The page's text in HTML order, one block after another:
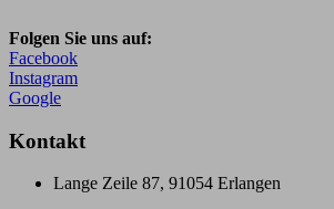
Folgen Sie uns auf:
Facebook
Instagram
Google
Kontakt
Lange Zeile 87, 91054 Erlangen